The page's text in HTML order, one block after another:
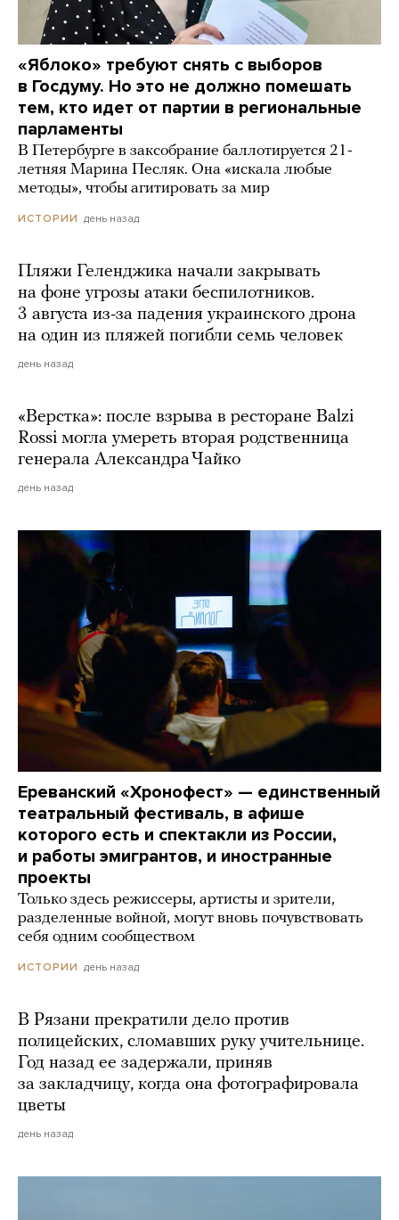
«Яблоко» требуют снять с выборов
в Госдуму. Но это не должно помешать
тем, кто идет от партии в региональные
парламенты
В Петербурге в заксобрание баллотируется 21-
летняя Марина Песляк. Она «искала любые
методы», чтобы агитировать за мир
ИСТОРИИ день назад
Пляжи Геленджика начали закрывать
на фоне угрозы атаки беспилотников.
3 августа из-за падения украинского дрона
на один из пляжей погибли семь человек
день назад
«Верстка»: после взрыва в ресторане Balzi
Rossi могла умереть вторая родственница
генерала Александра Чайко
день назад
Ереванский «Хронофест» — единственный
театральный фестиваль, в афише
которого есть и спектакли из России,
и работы эмигрантов, и иностранные
проекты
Только здесь режиссеры, артисты и зрители,
разделенные войной, могут вновь почувствовать
себя одним сообществом
ИСТОРИИ день назад
В Рязани прекратили дело против
полицейских, сломавших руку учительнице.
Год назад ее задержали, приняв
за закладчицу, когда она фотографировала
цветы
день назад